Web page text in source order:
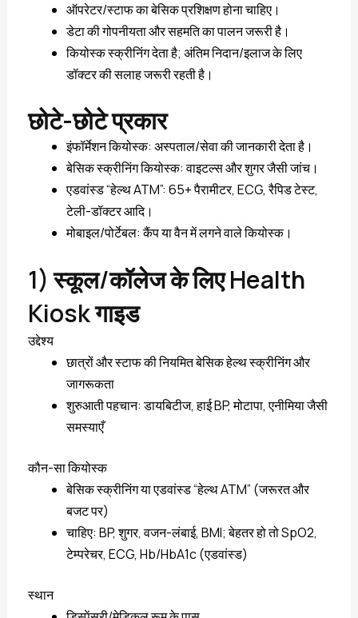
ऑपरेटर/स्टाफ का बेसिक प्रशिक्षण होना चाहिए।
डेटा की गोपनीयता और सहमति का पालन जरूरी है।
कियोस्क स्क्रीनिंग देता है; अंतिम निदान/इलाज के लिए
डॉक्टर की सलाह जरूरी रहती है।
छोटे-छोटे प्रकार
इंफॉर्मेशन कियोस्क: अस्पताल/सेवा की जानकारी देता है।
बेसिक स्क्रीनिंग कियोस्क: वाइटल्स और शुगर जैसी जांच।
एडवांस्ड “हेल्थ ATM”: 65+ पैरामीटर, ECG, रैपिड टेस्ट,
टेली-डॉक्टर आदि।
मोबाइल/पोर्टेबल: कैंप या वैन में लगने वाले कियोस्क।
1) स्कूल/कॉलेज के लिए Health
Kiosk गाइड
उद्देश्य
छात्रों और स्टाफ की नियमित बेसिक हेल्थ स्क्रीनिंग और
जागरूकता
शुरुआती पहचान: डायबिटीज, हाई BP, मोटापा, एनीमिया जैसी
समस्याएँ
कौन-सा कियोस्क
बेसिक स्क्रीनिंग या एडवांस्ड “हेल्थ ATM” (जरूरत और
बजट पर)
चाहिए: BP, शुगर, वजन-लंबाई, BMI; बेहतर हो तो SpO2,
टेम्परेचर, ECG, Hb/HbA1c (एडवांस्ड)
स्थान